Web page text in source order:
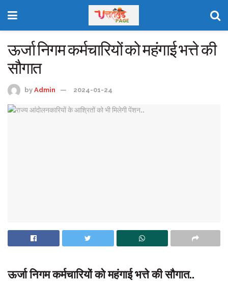
ऊर्जा निगम कर्मचारियों को महंगाई भत्ते की
सौगात
by Admin 2024-01-24
ऊर्जा निगम कर्मचारियों को महंगाई भत्ते की सौगात..